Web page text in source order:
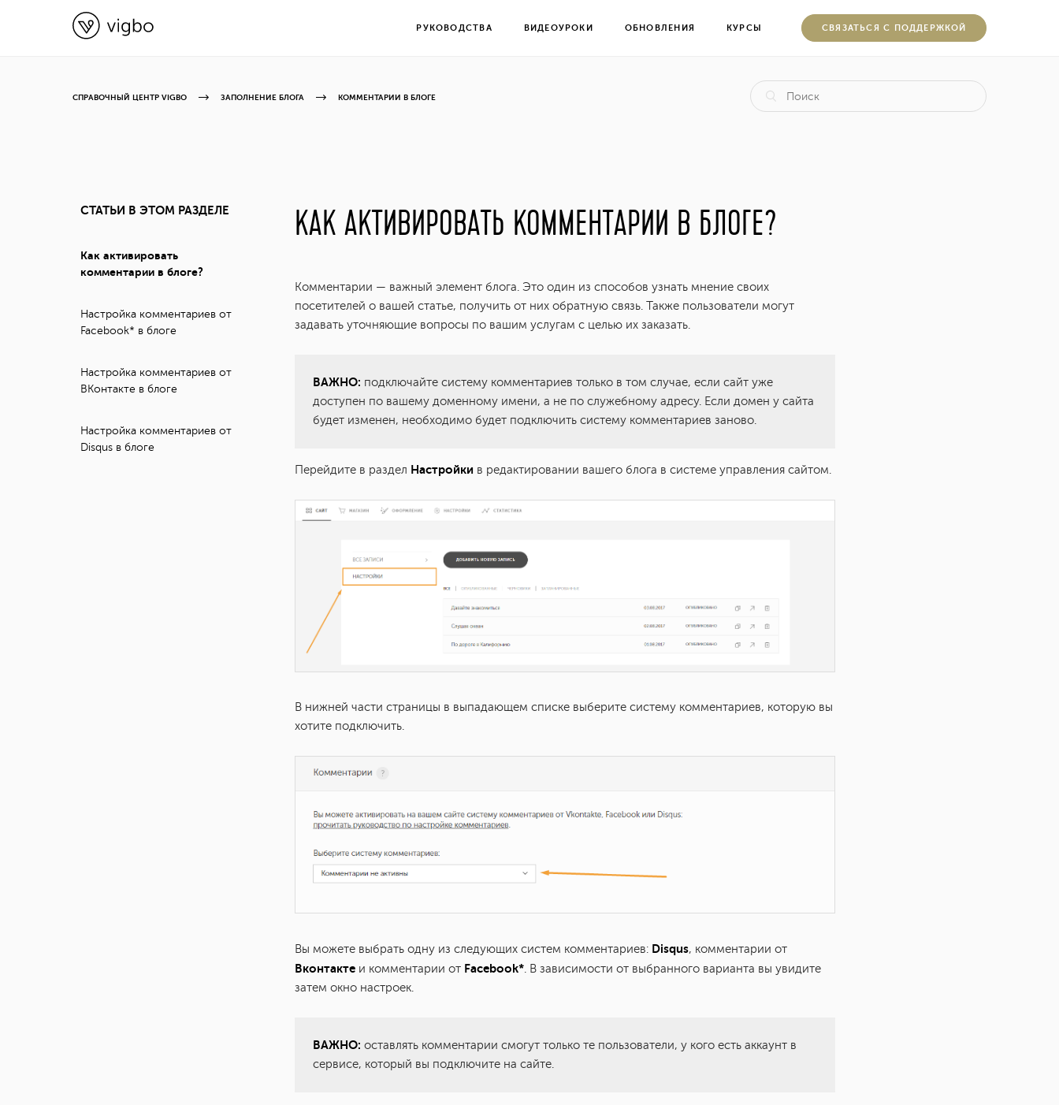
РУКОВОДСТВА ВИДЕОУРОКИ ОБНОВЛЕНИЯ КУРСЫ CВЯЗАТЬСЯ С ПОДДЕРЖКОЙ
СПРАВОЧНЫЙ ЦЕНТР VIGBO ЗАПОЛНЕНИЕ БЛОГА КОММЕНТАРИИ В БЛОГЕ
СТАТЬИ В ЭТОМ РАЗДЕЛЕ
Как активировать
комментарии в блоге?
Настройка комментариев от
Facebook* в блоге
Настройка комментариев от
ВКонтакте в блоге
Настройка комментариев от
Disqus в блоге
КАК АКТИВИРОВАТЬ КОММЕНТАРИИ В БЛОГЕ?
Комментарии — важный элемент блога. Это один из способов узнать мнение своих
посетителей о вашей статье, получить от них обратную связь. Также пользователи могут
задавать уточняющие вопросы по вашим услугам с целью их заказать.
ВАЖНО: подключайте систему комментариев только в том случае, если сайт уже
доступен по вашему доменному имени, а не по служебному адресу. Если домен у сайта
будет изменен, необходимо будет подключить систему комментариев заново.
Перейдите в раздел Настройки в редактировании вашего блога в системе управления сайтом.
В нижней части страницы в выпадающем списке выберите систему комментариев, которую вы
хотите подключить.
Вы можете выбрать одну из следующих систем комментариев: Disqus, комментарии от
Вконтакте и комментарии от Facebook*. В зависимости от выбранного варианта вы увидите
затем окно настроек.
ВАЖНО: оставлять комментарии смогут только те пользователи, у кого есть аккаунт в
сервисе, который вы подключите на сайте.